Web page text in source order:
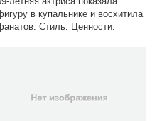
в купальнике и восхитила
Стиль: Ценности: